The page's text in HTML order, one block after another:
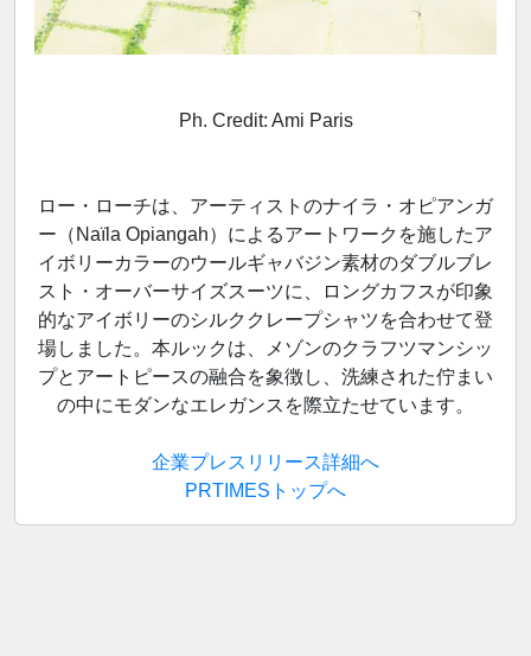
Ph. Credit: Ami Paris
ロー・ローチは、アーティストのナイラ・オピアンガ
ー（Naïla Opiangah）によるアートワークを施したア
イボリーカラーのウールギャバジン素材のダブルブレ
スト・オーバーサイズスーツに、ロングカフスが印象
的なアイボリーのシルククレープシャツを合わせて登
場しました。本ルックは、メゾンのクラフツマンシッ
プとアートピースの融合を象徴し、洗練された佇まい
の中にモダンなエレガンスを際立たせています。
企業プレスリリース詳細へ
PRTIMESトップへ